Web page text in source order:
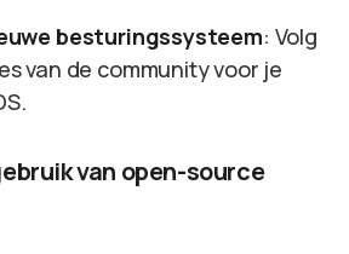
besturingssysteem: Volg
van de community voor je
van open-source